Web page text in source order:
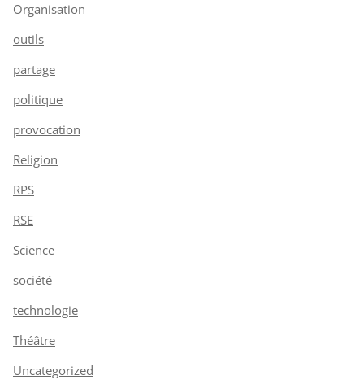
Organisation
outils
partage
politique
provocation
Religion
RPS
RSE
Science
société
technologie
Théâtre
Uncategorized